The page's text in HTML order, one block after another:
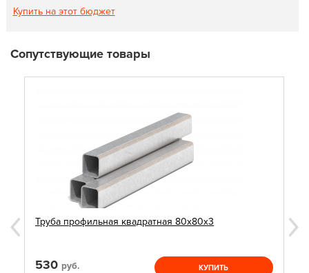
Купить на этот бюджет
Сопутствующие товары
Труба профильная квадратная 80х80х3
530 руб. КУПИТЬ